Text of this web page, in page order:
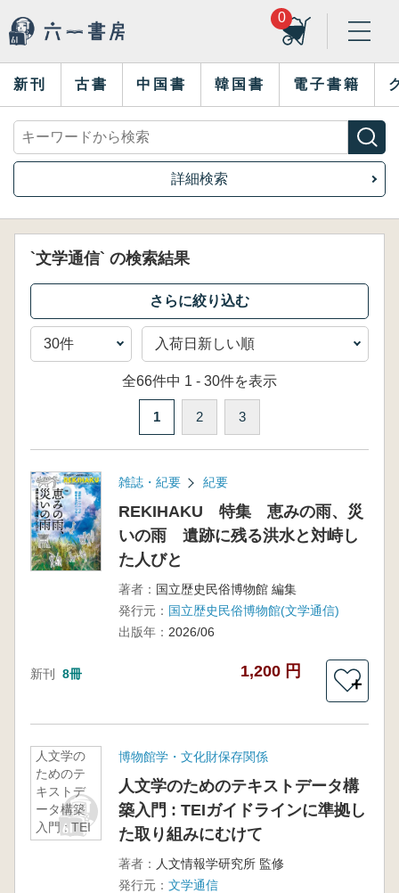
0
新刊 古書 中国書 韓国書 電子書籍
詳細検索
`文学通信` の検索結果
全66件中 1 - 30件を表示
1 2 3
雑誌・紀要 紀要
REKIHAKU 特集 恵みの雨、災
いの雨 遺跡に残る洪水と対峙し
た人びと
著者： 国立歴史民俗博物館 編集
発行元： 国立歴史民俗博物館(文学通信)
出版年： 2026/06
新刊 8冊 1,200 円
＋
人文学の
ためのテ
キストデ
ータ構築
入門 : TEI
ガイドラ
博物館学・文化財保存関係
人文学のためのテキストデータ構
築入門 : TEIガイドラインに準拠し
た取り組みにむけて
著者： 人文情報学研究所 監修
発行元： 文学通信